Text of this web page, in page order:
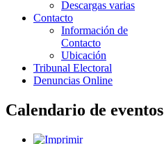
Descargas varias
Contacto
Información de
Contacto
Ubicación
Tribunal Electoral
Denuncias Online
Calendario de eventos